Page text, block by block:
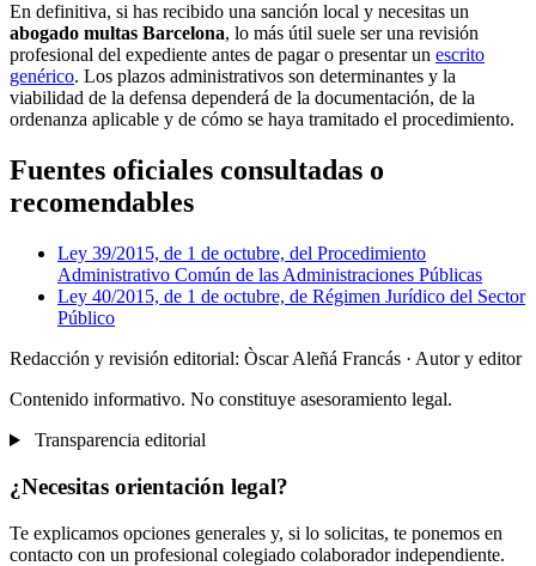
En definitiva, si has recibido una sanción local y necesitas un
abogado multas Barcelona, lo más útil suele ser una revisión
profesional del expediente antes de pagar o presentar un escrito
genérico. Los plazos administrativos son determinantes y la
viabilidad de la defensa dependerá de la documentación, de la
ordenanza aplicable y de cómo se haya tramitado el procedimiento.
Fuentes oficiales consultadas o
recomendables
Ley 39/2015, de 1 de octubre, del Procedimiento
Administrativo Común de las Administraciones Públicas
Ley 40/2015, de 1 de octubre, de Régimen Jurídico del Sector
Público
Redacción y revisión editorial: Òscar Aleñá Francás · Autor y editor
Contenido informativo. No constituye asesoramiento legal.
Transparencia editorial
¿Necesitas orientación legal?
Te explicamos opciones generales y, si lo solicitas, te ponemos en
contacto con un profesional colegiado colaborador independiente.